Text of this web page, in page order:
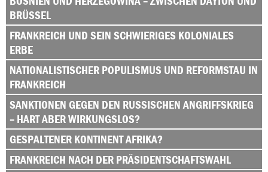
BRÜSSEL
FRANKREICH UND SEIN SCHWIERIGES KOLONIALES
ERBE
NATIONALISTISCHER POPULISMUS UND REFORMSTAU IN
FRANKREICH
SANKTIONEN GEGEN DEN RUSSISCHEN ANGRIFFSKRIEG
– HART ABER WIRKUNGSLOS?
GESPALTENER KONTINENT AFRIKA?
FRANKREICH NACH DER PRÄSIDENTSCHAFTSWAHL